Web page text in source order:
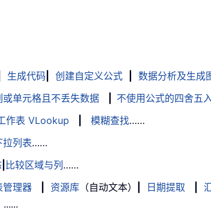
生成代码 创建自定义公式
数据分析及生成
或单元格且不丢失数据
不使用公式的四舍五
作表 VLookup 模糊查找……
拉列表……
比较区域与列 ……
管理器 资源库 （自动文本） 日期提取